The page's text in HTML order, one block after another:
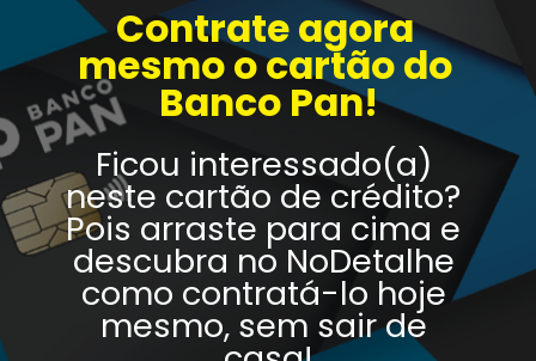
Ficou interessado(a)
neste cartão de crédito?
Pois arraste para cima e
descubra no NoDetalhe
como contratá-lo hoje
mesmo, sem sair de
Contrate agora
mesmo o cartão do
Banco Pan!